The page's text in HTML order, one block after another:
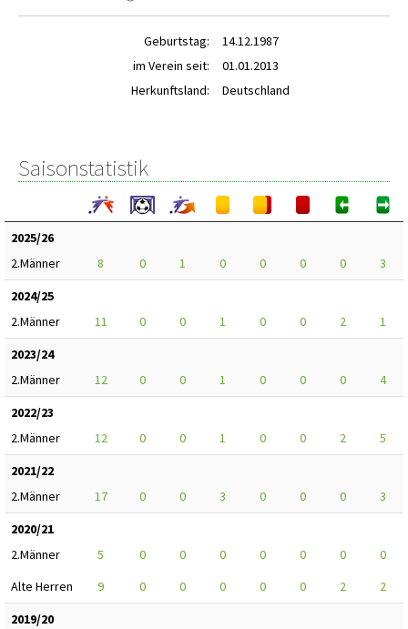
Geburtstag:
14.12.1987
im Verein seit:
01.01.2013
Herkunftsland:
Deutschland
Saisonstatistik
2025/26
2.Männer
8 0 1 0 0 0 0
3
2024/25
2.Männer
11 0 0 1 0 0 2
1
2023/24
2.Männer
12 0 0 1 0 0 0
4
2022/23
2.Männer
12 0 0 1 0 0 2
5
2021/22
2.Männer
17 0 0 3 0 0 0
3
2020/21
2.Männer
5 0 0 0 0 0 0
0
Alte Herren
9 0 0 0 0 0 2
2
2019/20